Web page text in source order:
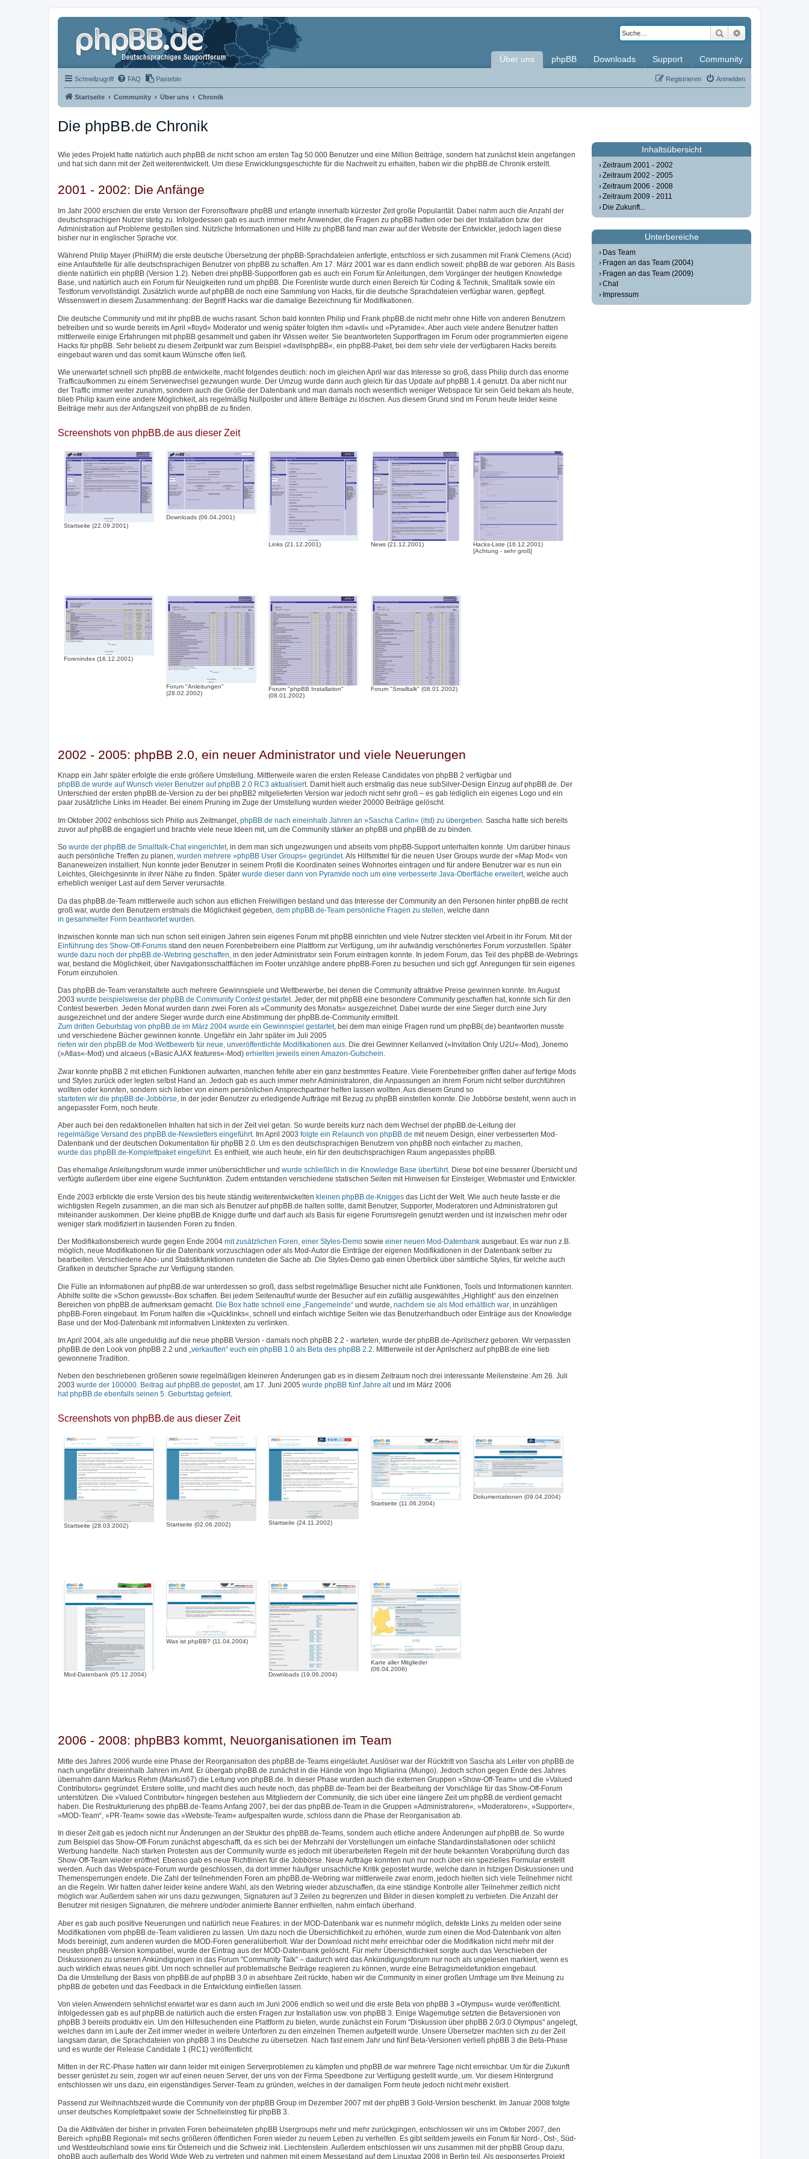
Suche
Über uns phpBB Downloads Support Community
Schnellzugriff FAQ Pastebin Anmelden
Registrieren
Startseite Community Über uns Chronik
Die phpBB.de Chronik
Wie jedes Projekt hatte natürlich auch phpBB.de nicht schon am ersten Tag 50.000 Benutzer und eine Million Beiträge, sondern hat zunächst klein angefangen
und hat sich dann mit der Zeit weiterentwickelt. Um diese Enwicklungsgeschichte für die Nachwelt zu erhalten, haben wir die phpBB.de Chronik erstellt.
2001 - 2002: Die Anfänge
Im Jahr 2000 erschien die erste Version der Forensoftware phpBB und erlangte innerhalb kürzester Zeit große Popularität. Dabei nahm auch die Anzahl der
deutschsprachigen Nutzer stetig zu. Infolgedessen gab es auch immer mehr Anwender, die Fragen zu phpBB hatten oder bei der Installation bzw. der
Administration auf Probleme gestoßen sind. Nützliche Informationen und Hilfe zu phpBB fand man zwar auf der Website der Entwickler, jedoch lagen diese
bisher nur in englischer Sprache vor.
Während Philip Mayer (PhilRM) die erste deutsche Übersetzung der phpBB-Sprachdateien anfertigte, entschloss er sich zusammen mit Frank Clemens (Acid)
eine Anlaufstelle für alle deutschsprachigen Benutzer von phpBB zu schaffen. Am 17. März 2001 war es dann endlich soweit: phpBB.de war geboren. Als Basis
diente natürlich ein phpBB (Version 1.2). Neben drei phpBB-Supportforen gab es auch ein Forum für Anleitungen, dem Vorgänger der heutigen Knowledge
Base, und natürlich auch ein Forum für Neuigkeiten rund um phpBB. Die Forenliste wurde durch einen Bereich für Coding & Technik, Smalltalk sowie ein
Testforum vervollständigt. Zusätzlich wurde auf phpBB.de noch eine Sammlung von Hacks, für die deutsche Sprachdateien verfügbar waren, gepflegt.
Wissenswert in diesem Zusammenhang: der Begriff Hacks war die damalige Bezeichnung für Modifikationen.
Die deutsche Community und mit ihr phpBB.de wuchs rasant. Schon bald konnten Philip und Frank phpBB.de nicht mehr ohne Hilfe von anderen Benutzern
betreiben und so wurde bereits im April »floyd« Moderator und wenig später folgten ihm »davil« und »Pyramide«. Aber auch viele andere Benutzer hatten
mittlerweile einige Erfahrungen mit phpBB gesammelt und gaben ihr Wissen weiter. Sie beantworteten Supportfragen im Forum oder programmierten eigene
Hacks für phpBB. Sehr beliebt zu diesem Zeitpunkt war zum Beispiel »davilsphpBB«, ein phpBB-Paket, bei dem sehr viele der verfügbaren Hacks bereits
eingebaut waren und das somit kaum Wünsche offen ließ.
Wie unerwartet schnell sich phpBB.de entwickelte, macht folgendes deutlich: noch im gleichen April war das Interesse so groß, dass Philip durch das enorme
Trafficaufkommen zu einem Serverwechsel gezwungen wurde. Der Umzug wurde dann auch gleich für das Update auf phpBB 1.4 genutzt. Da aber nicht nur
der Traffic immer weiter zunahm, sondern auch die Größe der Datenbank und man damals noch wesentlich weniger Webspace für sein Geld bekam als heute,
blieb Philip kaum eine andere Möglichkeit, als regelmäßig Nullposter und ältere Beiträge zu löschen. Aus diesem Grund sind im Forum heute leider keine
Beiträge mehr aus der Anfangszeit von phpBB.de zu finden.
Screenshots von phpBB.de aus dieser Zeit
Startseite (22.09.2001)
Downloads (06.04.2001)
Links (21.12.2001) News (21.12.2001)
Hacks-Liste (16.12.2001)
[Achtung - sehr groß]
Forenindex (16.12.2001)
Forum "Anleitungen"
(28.02.2002)
Forum "phpBB Installation"
(08.01.2002)
Forum "Smalltalk" (08.01.2002)
2002 - 2005: phpBB 2.0, ein neuer Administrator und viele Neuerungen
Knapp ein Jahr später erfolgte die erste größere Umstellung. Mittlerweile waren die ersten Release Candidates von phpBB 2 verfügbar und
phpBB.de wurde auf Wunsch vieler Benutzer auf phpBB 2.0 RC3 aktualisiert. Damit hielt auch erstmalig das neue subSilver-Design Einzug auf phpBB.de. Der
Unterschied der ersten phpBB.de-Version zu der bei phpBB2 mitgelieferten Version war jedoch nicht sehr groß – es gab lediglich ein eigenes Logo und ein
paar zusätzliche Links im Header. Bei einem Pruning im Zuge der Umstellung wurden wieder 20000 Beiträge gelöscht.
Im Oktober 2002 entschloss sich Philip aus Zeitmangel, phpBB.de nach eineinhalb Jahren an »Sascha Carlin« (itst) zu übergeben . Sascha hatte sich bereits
zuvor auf phpBB.de engagiert und brachte viele neue Ideen mit, um die Community stärker an phpBB und phpBB.de zu binden.
So wurde der phpBB.de Smalltalk-Chat eingerichtet, in dem man sich ungezwungen und abseits vom phpBB-Support unterhalten konnte. Um darüber hinaus
auch persönliche Treffen zu planen, wurden mehrere »phpBB User Groups« gegründet. Als Hilfsmittel für die neuen User Groups wurde der »Map Mod« von
Bananeweizen installiert. Nun konnte jeder Benutzer in seinem Profil die Koordinaten seines Wohnortes eintragen und für andere Benutzer war es nun ein
Leichtes, Gleichgesinnte in ihrer Nähe zu finden. Später wurde dieser dann von Pyramide noch um eine verbesserte Java-Oberfläche erweitert, welche auch
erheblich weniger Last auf dem Server verursachte.
Da das phpBB.de-Team mittlerweile auch schon aus etlichen Freiwilligen bestand und das Interesse der Community an den Personen hinter phpBB.de recht
groß war, wurde den Benutzern erstmals die Möglichkeit gegeben, dem phpBB.de-Team persönliche Fragen zu stellen , welche dann
in gesammelter Form beantwortet wurden
Inzwischen konnte man sich nun schon seit einigen Jahren sein eigenes Forum mit phpBB einrichten und viele Nutzer steckten viel Arbeit in ihr Forum. Mit der
Einführung des Show-Off-Forums stand den neuen Forenbetreibern eine Plattform zur Verfügung, um ihr aufwändig verschönertes Forum vorzustellen. Später
wurde dazu noch der phpBB.de-Webring geschaffen, in den jeder Administrator sein Forum eintragen konnte. In jedem Forum, das Teil des phpBB.de-Webrings
war, bestand die Möglichkeit, über Navigationsschaltflächen im Footer unzählige andere phpBB-Foren zu besuchen und sich ggf. Anregungen für sein eigenes
Forum einzuholen.
Das phpBB.de-Team veranstaltete auch mehrere Gewinnspiele und Wettbewerbe, bei denen die Community attraktive Preise gewinnen konnte. Im August
2003 wurde beispielsweise der phpBB.de Community Contest gestartet. Jeder, der mit phpBB eine besondere Community geschaffen hat, konnte sich für den
Contest bewerben. Jeden Monat wurden dann zwei Foren als »Community des Monats« ausgezeichnet. Dabei wurde der eine Sieger durch eine Jury
ausgezeichnet und der andere Sieger wurde durch eine Abstimmung der phpBB.de-Community ermittelt.
Zum dritten Geburtstag von phpBB.de im März 2004 wurde ein Gewinnspiel gestartet, bei dem man einige Fragen rund um phpBB(.de) beantworten musste
und verschiedene Bücher gewinnen konnte. Ungefähr ein Jahr später im Juli 2005
riefen wir den phpBB.de Mod-Wettbewerb für neue, unveröffentlichte Modifikationen aus. Die drei Gewinner Kellanved (»Invitation Only U2U«-Mod), Jonemo
(»Atlas«-Mod) und alcaeus (»Basic AJAX features«-Mod) erhielten jeweils einen Amazon-Gutschein.
Zwar konnte phpBB 2 mit etlichen Funktionen aufwarten, manchen fehlte aber ein ganz bestimmtes Feature. Viele Forenbetreiber griffen daher auf fertige Mods
und Styles zurück oder legten selbst Hand an. Jedoch gab es auch immer mehr Administratoren, die Anpassungen an ihrem Forum nicht selber durchführen
wollten oder konnten, sondern sich lieber von einem persönlichen Ansprechpartner helfen lassen wollten. Aus diesem Grund so
starteten wir die phpBB.de-Jobbörse , in der jeder Benutzer zu erledigende Aufträge mit Bezug zu phpBB einstellen konnte. Die Jobbörse besteht, wenn auch in
angepasster Form, noch heute.
Aber auch bei den redaktionellen Inhalten hat sich in der Zeit viel getan. So wurde bereits kurz nach dem Wechsel der phpBB.de-Leitung der
regelmäßige Versand des phpBB.de-Newsletters eingeführt. Im April 2003 folgte ein Relaunch von phpBB.de mit neuem Design, einer verbesserten Mod-
Datenbank und der deutschen Dokumentation für phpBB 2.0. Um es den deutschsprachigen Benutzern von phpBB noch einfacher zu machen,
wurde das phpBB.de-Komplettpaket eingeführt. Es enthielt, wie auch heute, ein für den deutschsprachigen Raum angepasstes phpBB.
Das ehemalige Anleitungsforum wurde immer unübersichtlicher und wurde schließlich in die Knowledge Base überführt. Diese bot eine besserer Übersicht und
verfügte außerdem über eine eigene Suchfunktion. Zudem entstanden verschiedene statischen Seiten mit Hinweisen für Einsteiger, Webmaster und Entwickler.
Ende 2003 erblickte die erste Version des bis heute ständig weiterentwickelten kleinen phpBB.de-Knigges das Licht der Welt. Wie auch heute fasste er die
wichtigsten Regeln zusammen, an die man sich als Benutzer auf phpBB.de halten sollte, damit Benutzer, Supporter, Moderatoren und Administratoren gut
miteinander auskommen. Der kleine phpBB.de Knigge durfte und darf auch als Basis für eigene Forumsregeln genutzt werden und ist inzwischen mehr oder
weniger stark modifiziert in tausenden Foren zu finden.
Der Modifikationsbereich wurde gegen Ende 2004 mit zusätzlichen Foren, einer Styles-Demo sowie einer neuen Mod-Datenbank ausgebaut. Es war nun z.B.
möglich, neue Modifikationen für die Datenbank vorzuschlagen oder als Mod-Autor die Einträge der eigenen Modifikationen in der Datenbank selber zu
bearbeiten. Verschiedene Abo- und Statistikfunktionen rundeten die Sache ab. Die Styles-Demo gab einen Überblick über sämtliche Styles, für welche auch
Grafiken in deutscher Sprache zur Verfügung standen.
Die Fülle an Informationen auf phpBB.de war unterdessen so groß, dass selbst regelmäßige Besucher nicht alle Funktionen, Tools und Informationen kannten.
Abhilfe sollte die »Schon gewusst«-Box schaffen. Bei jedem Seitenaufruf wurde der Besucher auf ein zufällig ausgewähltes „Highlight“ aus den einzelnen
Bereichen von phpBB.de aufmerksam gemacht. Die Box hatte schnell eine „Fangemeinde“ und wurde, nachdem sie als Mod erhältlich war , in unzähligen
phpBB-Foren eingebaut. Im Forum halfen die »Quicklinks«, schnell und einfach wichtige Seiten wie das Benutzerhandbuch oder Einträge aus der Knowledge
Base und der Mod-Datenbank mit informativen Linktexten zu verlinken.
Im April 2004, als alle ungeduldig auf die neue phpBB Version - damals noch phpBB 2.2 - warteten, wurde der phpBB.de-Aprilscherz geboren. Wir verpassten
phpBB.de den Look von phpBB 2.2 und „verkauften“ euch ein phpBB 1.0 als Beta des phpBB 2.2. Mittlerweile ist der Aprilscherz auf phpBB.de eine lieb
gewonnene Tradition.
Neben den beschriebenen größeren sowie regelmäßigen kleineren Änderungen gab es in diesem Zeitraum noch drei interessante Meilensteine: Am 26. Juli
2003 wurde der 100000. Beitrag auf phpBB.de gepostet, am 17. Juni 2005 wurde phpBB fünf Jahre altund im März 2006
hat phpBB.de ebenfalls seinen 5. Geburtstag gefeiert.
Screenshots von phpBB.de aus dieser Zeit
Startseite (28.03.2002) Startseite (02.06.2002) Startseite (24.11.2002)
Startseite (11.06.2004)
Dokumentationen (09.04.2004)
Mod-Datenbank (05.12.2004)
Was ist phpBB? (11.04.2004)
Downloads (19.06.2004)
Karte aller Mitglieder
(06.04.2006)
2006 - 2008: phpBB3 kommt, Neuorganisationen im Team
Mitte des Jahres 2006 wurde eine Phase der Reorganisation des phpBB.de-Teams eingeläutet. Auslöser war der Rücktritt von Sascha als Leiter von phpBB.de
nach ungefähr dreieinhalb Jahren im Amt. Er übergab phpBB.de zunächst in die Hände von Ingo Migliarina (Mungo). Jedoch schon gegen Ende des Jahres
übernahm dann Markus Rehm (Markus67) die Leitung von phpBB.de. In dieser Phase wurden auch die externen Gruppen »Show-Off-Team« und die »Valued
Contributors« gegründet. Erstere sollte, und macht dies auch heute noch, das phpBB.de-Team bei der Bearbeitung der Vorschläge für das Show-Off-Forum
unterstützen. Die »Valued Contributor« hingegen bestehen aus Mitgliedern der Community, die sich über eine längere Zeit um phpBB.de verdient gemacht
haben. Die Restrukturierung des phpBB.de-Teams Anfang 2007, bei der das phpBB.de-Team in die Gruppen »Administratoren«, »Moderatoren«, »Supporter«,
»MOD-Team“, »PR-Team« sowie das »Website-Team« aufgespalten wurde, schloss dann die Phase der Reorganisation ab.
In dieser Zeit gab es jedoch nicht nur Änderungen an der Struktur des phpBB.de-Teams, sondern auch etliche andere Änderungen auf phpBB.de. So wurde
zum Beispiel das Show-Off-Forum zunächst abgeschafft, da es sich bei der Mehrzahl der Vorstellungen um einfache Standardinstallationen oder schlicht
Werbung handelte. Nach starken Protesten aus der Community wurde es jedoch mit überarbeiteten Regeln mit der heute bekannten Vorabprüfung durch das
Show-Off-Team wieder eröffnet. Ebenso gab es neue Richtlinien für die Jobbörse. Neue Aufträge konnten nun nur noch über ein spezielles Formular erstellt
werden. Auch das Webspace-Forum wurde geschlossen, da dort immer häufiger unsachliche Kritik gepostet wurde, welche dann in hitzigen Diskussionen und
Themensperrungen endete. Die Zahl der teilnehmenden Foren am phpBB.de-Webring war mittlerweile zwar enorm, jedoch hielten sich viele Teilnehmer nicht
an die Regeln. Wir hatten daher leider keine andere Wahl, als den Webring wieder abzuschaffen, da eine ständige Kontrolle aller Teilnehmer zeitlich nicht
möglich war. Außerdem sahen wir uns dazu gezwungen, Signaturen auf 3 Zeilen zu begrenzen und Bilder in diesen komplett zu verbieten. Die Anzahl der
Benutzer mit riesigen Signaturen, die mehrere und/oder animierte Banner enthielten, nahm einfach überhand.
Aber es gab auch positive Neuerungen und natürlich neue Features: in der MOD-Datenbank war es nunmehr möglich, defekte Links zu melden oder seine
Modifikationen vom phpBB.de-Team validieren zu lassen. Um dazu noch die Übersichtlichkeit zu erhöhen, wurde zum einen die Mod-Datenbank von alten
Mods bereinigt, zum anderen wurden die MOD-Foren generalüberholt. War der Download nicht mehr erreichbar oder die Modifikation nicht mehr mit der
neusten phpBB-Version kompatibel, wurde der Eintrag aus der MOD-Datenbank gelöscht. Für mehr Übersichtlichkeit sorgte auch das Verschieben der
Diskussionen zu unseren Ankündigungen in das Forum "Community Talk" – dadurch wird das Ankündigungsforum nur noch als ungelesen markiert, wenn es
auch wirklich etwas neues gibt. Um noch schneller auf problematische Beiträge reagieren zu können, wurde eine Betragsmeldefunktion eingebaut.
Da die Umstellung der Basis von phpBB.de auf phpBB 3.0 in absehbare Zeit rückte, haben wir die Community in einer großen Umfrage um Ihre Meinung zu
phpBB.de gebeten und das Feedback in die Entwicklung einfließen lassen.
Von vielen Anwendern sehnlichst erwartet war es dann auch im Juni 2006 endlich so weit und die erste Beta von phpBB 3 »Olympus« wurde veröffentlicht.
Infolgedessen gab es auf phpBB.de natürlich auch die ersten Fragen zur Installation usw. von phpBB 3. Einige Wagemutige setzten die Betaversionen von
phpBB 3 bereits produktiv ein. Um den Hilfesuchenden eine Plattform zu bieten, wurde zunächst ein Forum "Diskussion über phpBB 2.0/3.0 Olympus" angelegt,
welches dann im Laufe der Zeit immer wieder in weitere Unterforen zu den einzelnen Themen aufgeteilt wurde. Unsere Übersetzer machten sich zu der Zeit
langsam daran, die Sprachdateien von phpBB 3 ins Deutsche zu übersetzen. Nach fast einem Jahr und fünf Beta-Versionen verließ phpBB 3 die Beta-Phase
und es wurde der Release Candidate 1 (RC1) veröffentlicht.
Mitten in der RC-Phase hatten wir dann leider mit einigen Serverproblemen zu kämpfen und phpBB.de war mehrere Tage nicht erreichbar. Um für die Zukunft
besser gerüstet zu sein, zogen wir auf einen neuen Server, der uns von der Firma Speedbone zur Verfügung gestellt wurde, um. Vor diesem Hintergrund
entschlossen wir uns dazu, ein eigenständiges Server-Team zu gründen, welches in der damaligen Form heute jedoch nicht mehr existiert.
Passend zur Weihnachtszeit wurde die Community von der phpBB Group im Dezember 2007 mit der phpBB 3 Gold-Version beschenkt. Im Januar 2008 folgte
unser deutsches Komplettpaket sowie der Schnelleinstieg für phpBB 3.
Da die Aktitiväten der bisher in privaten Foren beheimateten phpBB Usergroups mehr und mehr zurückgingen, entschlossen wir uns im Oktober 2007, den
Bereich »phpBB Regional« mit sechs größeren öffentlichen Foren wieder zu neuem Leben zu verhelfen. Es gibt seitdem jeweils ein Forum für Nord-, Ost-, Süd-
und Westdeutschland sowie eins für Österreich und die Schweiz inkl. Liechtenstein. Außerdem entschlossen wir uns zusammen mit der phpBB Group dazu,
phpBB auch außerhalb des World Wide Web zu vertreten und nahmen mit einem Messestand auf dem Linuxtag 2008 in Berlin teil. Als gesponsertes Projekt
Inhaltsübersicht
Zeitraum 2001 - 2002
Zeitraum 2002 - 2005
Zeitraum 2006 - 2008
Zeitraum 2009 - 2011
Die Zukunft...
Unterbereiche
Das Team
Fragen an das Team (2004)
Fragen an das Team (2009)
Chat
Impressum